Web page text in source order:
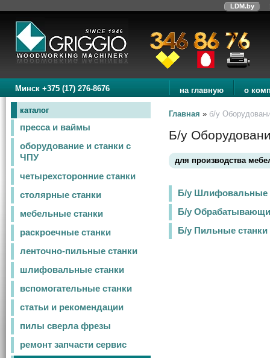
LDM.by
Минск +375 (17) 276-8676 на главную о
каталог
пресса и ваймы
оборудование и станки с
ЧПУ
четырехсторонние станки
столярные станки
мебельные станки
раскроечные станки
ленточно-пильные станки
шлифовальные станки
вспомогательные станки
статьи и рекомендации
пилы сверла фрезы
ремонт запчасти сервис
Главная » б/у
Б/у
для производства
Б/у Шлифовальные
Б/у
Б/у Пильные станки